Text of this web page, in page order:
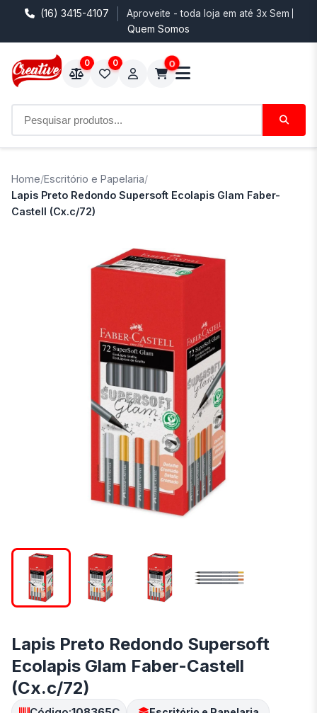
(16) 3415-4107 Aproveite - toda loja em até 3x Sem
Quem Somos
0 0 0
Home/Escritório e Papelaria/
Lapis Preto Redondo Supersoft Ecolapis Glam Faber-
Castell (Cx.c/72)
Lapis Preto Redondo Supersoft
Ecolapis Glam Faber-Castell
(Cx.c/72)